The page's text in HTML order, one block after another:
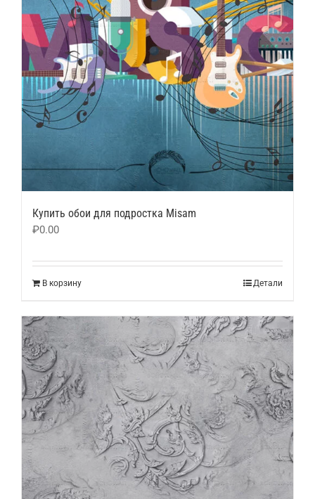
Купить обои для подростка Misam
₽0.00
В корзину Детали